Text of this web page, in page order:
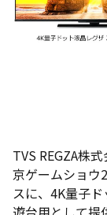
TVS REGZA株
京ゲームショウ
スに、4K量子